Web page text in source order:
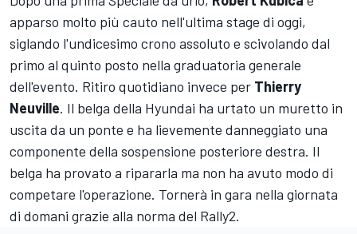
apparso molto più cauto nell'ultima stage di oggi,
siglando l'undicesimo crono assoluto e scivolando dal
primo al quinto posto nella graduatoria generale
dell'evento. Ritiro quotidiano invece per Thierry
Neuville. Il belga della Hyundai ha urtato un muretto in
uscita da un ponte e ha lievemente danneggiato una
componente della sospensione posteriore destra. Il
belga ha provato a ripararla ma non ha avuto modo di
competare l'operazione. Tornerà in gara nella giornata
di domani grazie alla norma del Rally2.